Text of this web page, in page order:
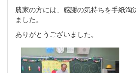
農家の方には、感謝の気持ちを手紙淘
ました。
ありがとうございました。